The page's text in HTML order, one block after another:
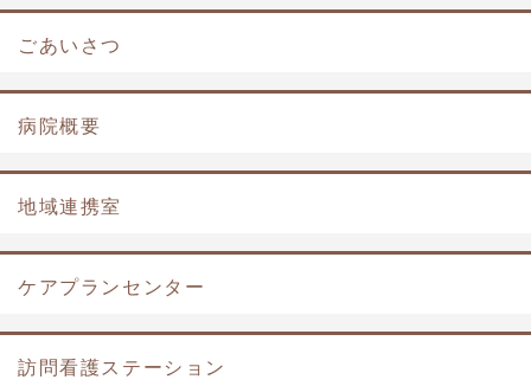
ごあいさつ
病院概要
地域連携室
ケアプランセンター
訪問看護ステーション